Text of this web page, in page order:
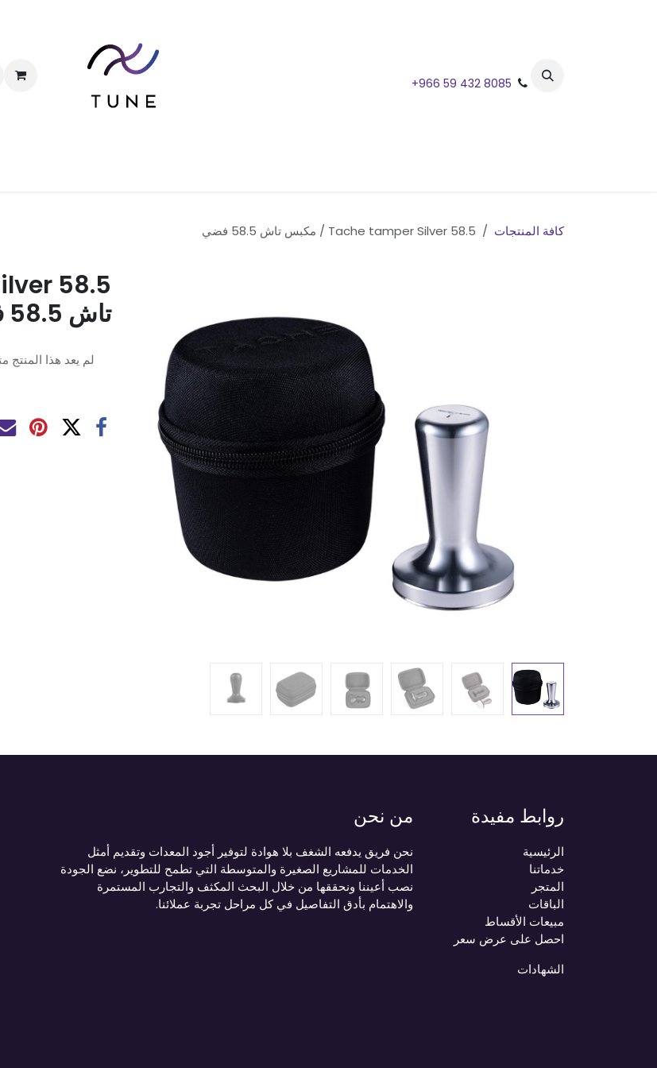
+966 59 432 8085
كافة المنتجات Tache tamper Silver 58.5 / مكبس تاش 58.5 فضي
تاش 58.5 فضي
لم يعد هذا المنتج
روابط مفيدة
الرئيسية
خدماتنا
المتجر
الباقات
مبيعات الأقساط
احصل على عرض سعر
الشهادات
من نحن
نحن فريق يدفعه الشغف بلا هوادة لتوفير أجود المعدات وتقديم أمثل
الخدمات للمشاريع الصغيرة والمتوسطة التي تطمح للتطوير، نضع الجودة
نصب أعيننا ونحققها من خلال البحث المكثف والتجارب المستمرة
والاهتمام بأدق التفاصيل في كل مراحل تجربة عملائنا.